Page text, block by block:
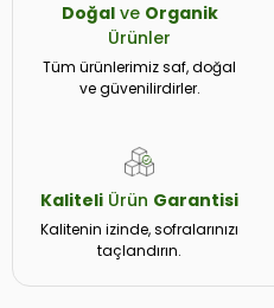
Doğalve Organik
Ürünler
Tüm ürünlerimiz saf, doğal
ve güvenilirdirler.
Kaliteli Ürün Garantisi
Kalitenin izinde, sofralarınızı
taçlandırın.